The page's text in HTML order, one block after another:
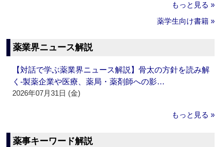
もっと見る »
薬学生向け書籍 »
薬業界ニュース解説
【対話で学ぶ薬業界ニュース解説】骨太の方針を読み解
く‐製薬企業や医療、薬局・薬剤師への影…
2026年07月31日 (金)
もっと見る »
薬事キーワード解説